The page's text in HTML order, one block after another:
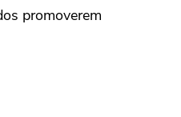
promoverem